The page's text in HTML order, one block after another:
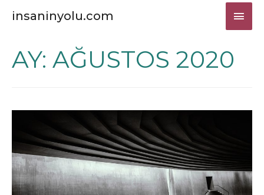
insaninyolu.com
ANA
AY: AĞUSTOS 2020